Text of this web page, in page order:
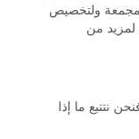
ولتخصيص
لمزيد من
نتتبع ما إذا